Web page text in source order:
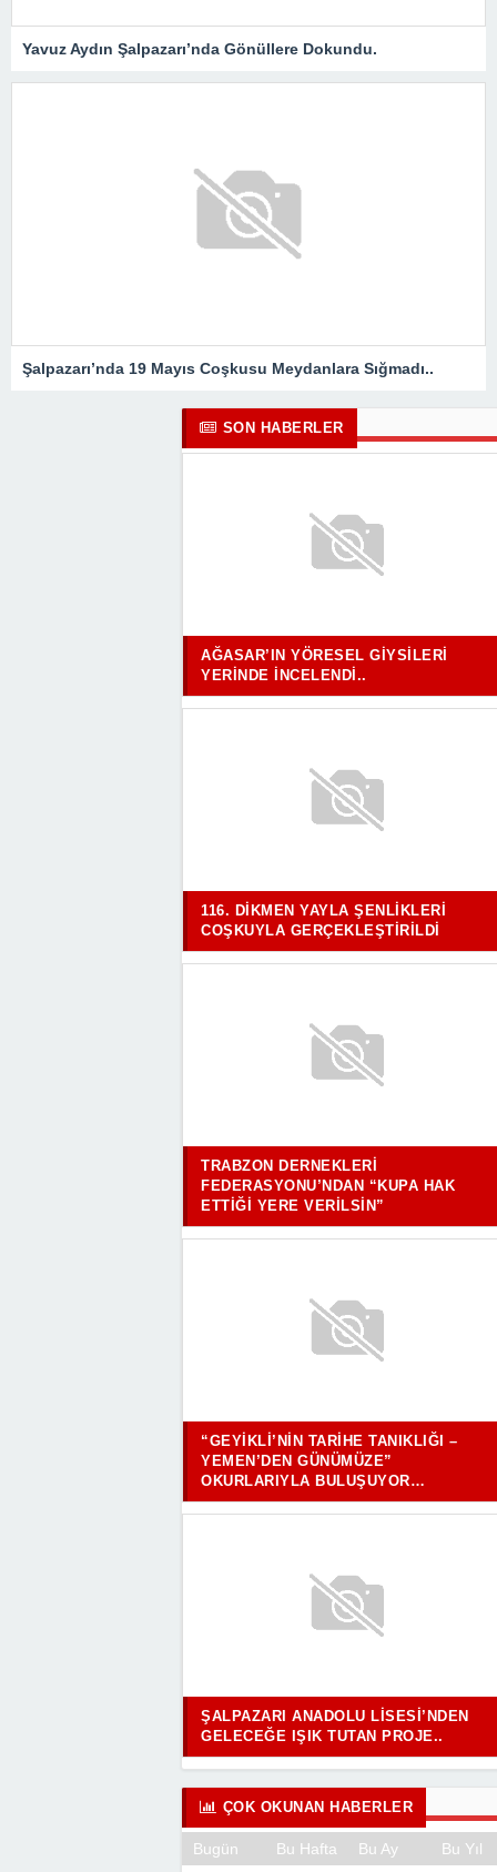
Yavuz Aydın Şalpazarı’nda Gönüllere Dokundu.
Şalpazarı’nda 19 Mayıs Coşkusu Meydanlara Sığmadı..
SON HABERLER
AĞASAR’IN YÖRESEL GIYSILERI
YERINDE İNCELENDI..
116. DIKMEN YAYLA ŞENLIKLERI
COŞKUYLA GERÇEKLEŞTIRILDI
TRABZON DERNEKLERI
FEDERASYONU’NDAN “KUPA HAK
ETTIĞI YERE VERILSIN”
“GEYIKLI’NIN TARIHE TANIKLIĞI –
YEMEN’DEN GÜNÜMÜZE”
OKURLARIYLA BULUŞUYOR…
ŞALPAZARI ANADOLU LISESI’NDEN
GELECEĞE IŞIK TUTAN PROJE..
ÇOK OKUNAN HABERLER
Bugün Bu Hafta Bu Ay Bu Yıl